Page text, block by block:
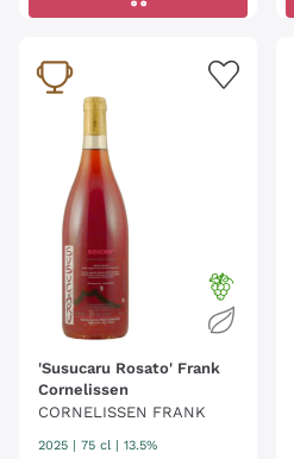
'Susucaru Rosato' Frank
Cornelissen
CORNELISSEN FRANK
2025 | 75 cl | 13.5%